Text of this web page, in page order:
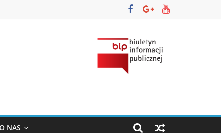
O NAS